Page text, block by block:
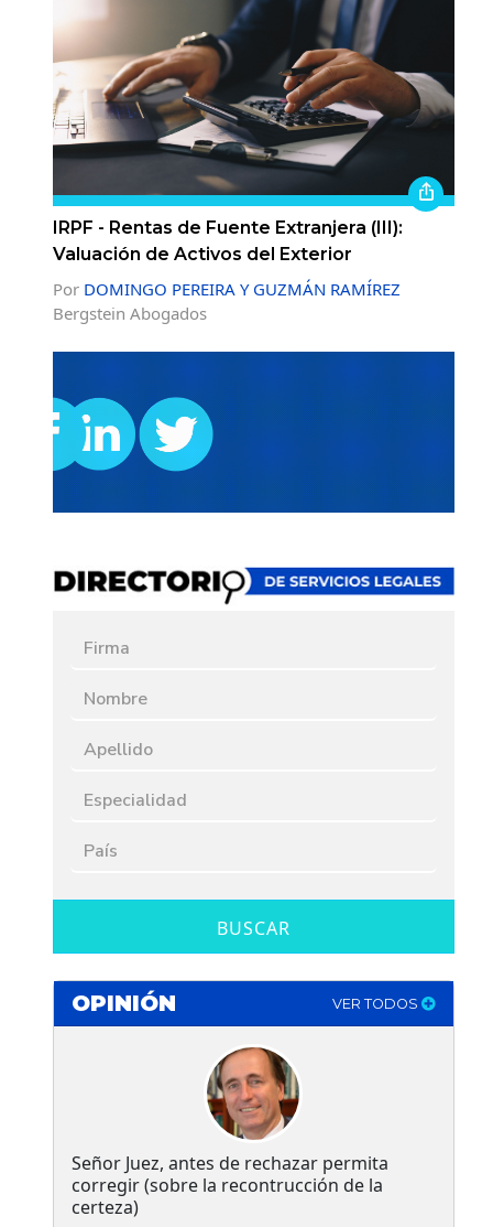
IRPF - Rentas de Fuente Extranjera (III):
Valuación de Activos del Exterior
Por DOMINGO PEREIRA Y GUZMÁN RAMÍREZ
Bergstein Abogados
BUSCAR
OPINIÓN VER TODOS
Señor Juez, antes de rechazar permita
corregir (sobre la recontrucción de la
certeza)